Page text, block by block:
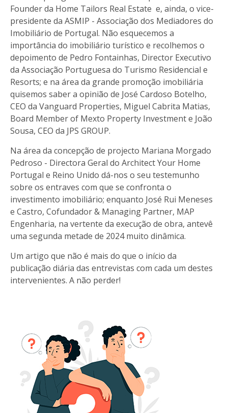
Founder da Home Tailors Real Estate e, ainda, o vice-
presidente da ASMIP - Associação dos Mediadores do
Imobiliário de Portugal. Não esquecemos a
importância do imobiliário turístico e recolhemos o
depoimento de Pedro Fontainhas, Director Executivo
da Associação Portuguesa do Turismo Residencial e
Resorts; e na área da grande promoção imobiliária
quisemos saber a opinião de José Cardoso Botelho,
CEO da Vanguard Properties, Miguel Cabrita Matias,
Board Member of Mexto Property Investment e João
Sousa, CEO da JPS GROUP.
Na área da concepção de projecto Mariana Morgado
Pedroso - Directora Geral do Architect Your Home
Portugal e Reino Unido dá-nos o seu testemunho
sobre os entraves com que se confronta o
investimento imobiliário; enquanto José Rui Meneses
e Castro, Cofundador & Managing Partner, MAP
Engenharia, na vertente da execução de obra, antevê
uma segunda metade de 2024 muito dinâmica.
Um artigo que não é mais do que o início da
publicação diária das entrevistas com cada um destes
intervenientes. A não perder!